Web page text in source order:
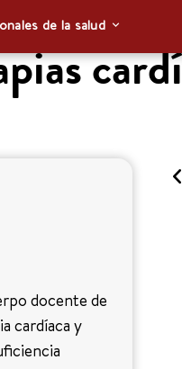
de la salud
docente de
cardíaca y